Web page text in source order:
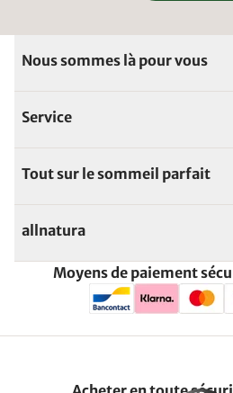
Nous sommes là pour vous
Service
Tout sur le sommeil parfait
allnatura
Moyens de paiement